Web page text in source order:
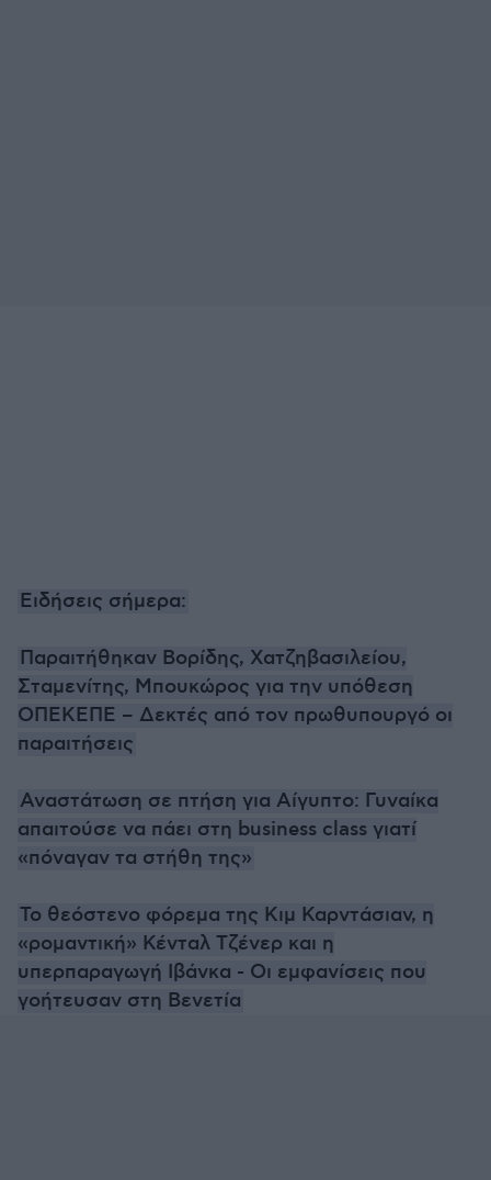
Ειδήσεις σήμερα:
Παραιτήθηκαν Βορίδης, Χατζηβασιλείου,
Σταμενίτης, Μπουκώρος για την υπόθεση
ΟΠΕΚΕΠΕ – Δεκτές από τον πρωθυπουργό οι
παραιτήσεις
Αναστάτωση σε πτήση για Αίγυπτο: Γυναίκα
απαιτούσε να πάει στη business class γιατί
«πόναγαν τα στήθη της»
Το θεόστενο φόρεμα της Κιμ Καρντάσιαν, η
«ρομαντική» Κένταλ Τζένερ και η
υπερπαραγωγή Ιβάνκα - Οι εμφανίσεις που
γοήτευσαν στη Βενετία